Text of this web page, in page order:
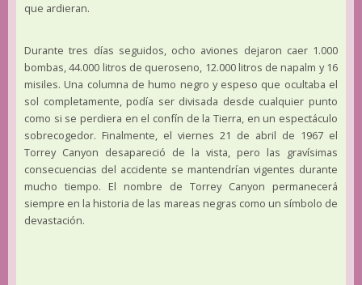
que ardieran.
Durante tres días seguidos, ocho aviones dejaron caer 1.000
bombas, 44.000 litros de queroseno, 12.000 litros de napalm y 16
misiles. Una columna de humo negro y espeso que ocultaba el
sol completamente, podía ser divisada desde cualquier punto
como si se perdiera en el confín de la Tierra, en un espectáculo
sobrecogedor. Finalmente, el viernes 21 de abril de 1967 el
Torrey Canyon desapareció de la vista, pero las gravísimas
consecuencias del accidente se mantendrían vigentes durante
mucho tiempo. El nombre de Torrey Canyon permanecerá
siempre en la historia de las mareas negras como un símbolo de
devastación.